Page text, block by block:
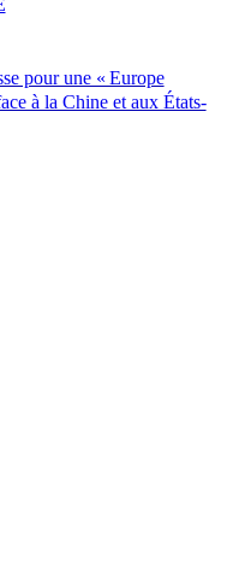
pour une « Europe
à la Chine et aux États-